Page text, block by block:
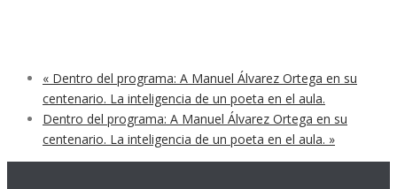
« Dentro del programa: A Manuel Álvarez Ortega en su
centenario. La inteligencia de un poeta en el aula.
Dentro del programa: A Manuel Álvarez Ortega en su
centenario. La inteligencia de un poeta en el aula. »